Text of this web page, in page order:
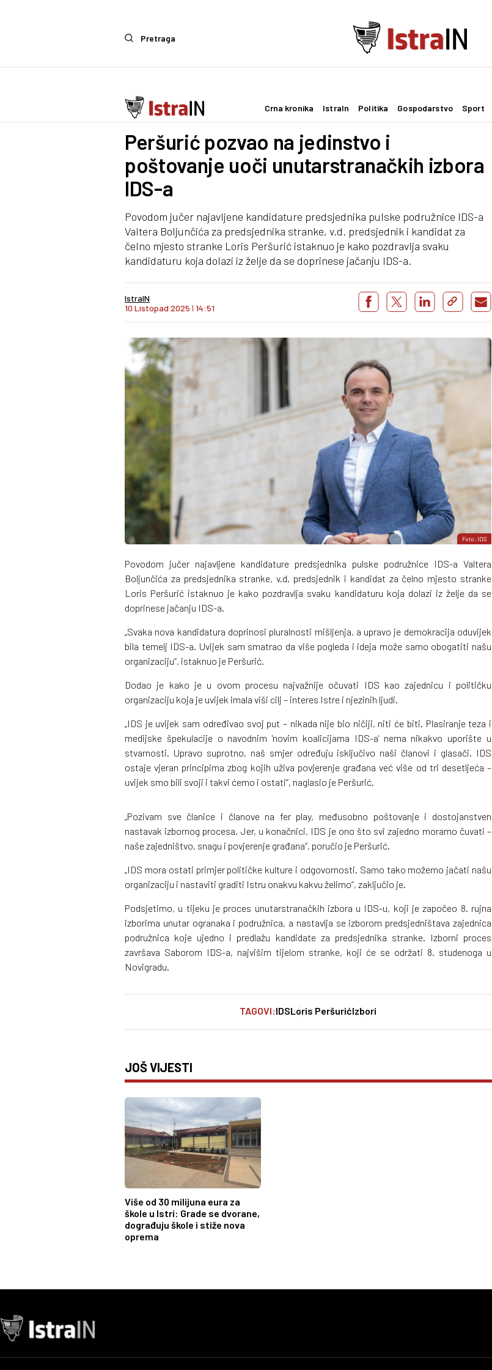
Pretraga
Crna kronika IstraIn Politika Gospodarstvo Sport
Politika
Peršurić pozvao na jedinstvo i
poštovanje uoči unutarstranačkih izbora
IDS-a
Povodom jučer najavljene kandidature predsjednika pulske podružnice IDS-a
Valtera Boljunčića za predsjednika stranke, v.d. predsjednik i kandidat za
čelno mjesto stranke Loris Peršurić istaknuo je kako pozdravlja svaku
kandidaturu koja dolazi iz želje da se doprinese jačanju IDS-a.
IstraIN
10 Listopad 2025 I 14:51
Foto: IDS
Povodom jučer najavljene kandidature predsjednika pulske podružnice IDS-a Valtera
Boljunčića za predsjednika stranke, v.d. predsjednik i kandidat za čelno mjesto stranke
Loris Peršurić istaknuo je kako pozdravlja svaku kandidaturu koja dolazi iz želje da se
doprinese jačanju IDS-a.
„Svaka nova kandidatura doprinosi pluralnosti mišljenja, a upravo je demokracija oduvijek
bila temelj IDS-a. Uvijek sam smatrao da više pogleda i ideja može samo obogatiti našu
organizaciju“, istaknuo je Peršurić.
Dodao je kako je u ovom procesu najvažnije očuvati IDS kao zajednicu i političku
organizaciju koja je uvijek imala viši cilj – interes Istre i njezinih ljudi.
„IDS je uvijek sam određivao svoj put – nikada nije bio ničiji, niti će biti. Plasiranje teza i
medijske špekulacije o navodnim 'novim koalicijama IDS-a' nema nikakvo uporište u
stvarnosti. Upravo suprotno, naš smjer određuju isključivo naši članovi i glasači. IDS
ostaje vjeran principima zbog kojih uživa povjerenje građana već više od tri desetljeća –
uvijek smo bili svoji i takvi ćemo i ostati“, naglasio je Peršurić.
„Pozivam sve članice i članove na fer play, međusobno poštovanje i dostojanstven
nastavak izbornog procesa. Jer, u konačnici, IDS je ono što svi zajedno moramo čuvati –
naše zajedništvo, snagu i povjerenje građana“, poručio je Peršurić.
„IDS mora ostati primjer političke kulture i odgovornosti. Samo tako možemo jačati našu
organizaciju i nastaviti graditi Istru onakvu kakvu želimo“, zaključio je.
Podsjetimo, u tijeku je proces unutarstranačkih izbora u IDS-u, koji je započeo 8. rujna
izborima unutar ogranaka i podružnica, a nastavlja se izborom predsjedništava zajednica
podružnica koje ujedno i predlažu kandidate za predsjednika stranke. Izborni proces
završava Saborom IDS-a, najvišim tijelom stranke, koji će se održati 8. studenoga u
Novigradu.
TAGOVI:IDSLoris PeršurićIzbori
JOŠ VIJESTI
Više od 30 milijuna eura za
škole u Istri: Grade se dvorane,
dograđuju škole i stiže nova
oprema